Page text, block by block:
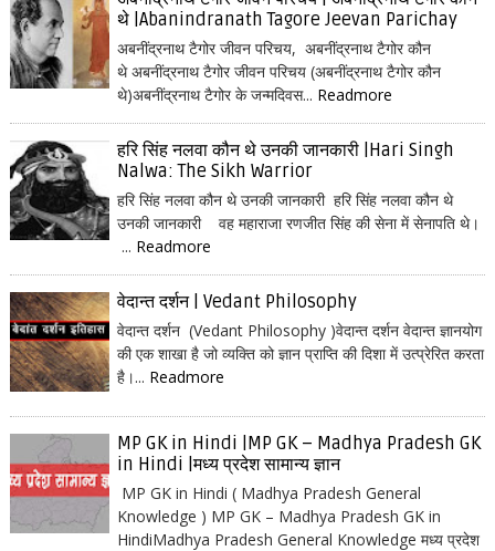
थे |Abanindranath Tagore Jeevan Parichay
अबनींद्रनाथ टैगोर जीवन परिचय, अबनींद्रनाथ टैगोर कौन
थे अबनींद्रनाथ टैगोर जीवन परिचय (अबनींद्रनाथ टैगोर कौन
थे)अबनींद्रनाथ टैगोर के जन्मदिवस... Readmore
हरि सिंह नलवा कौन थे उनकी जानकारी |Hari Singh
Nalwa: The Sikh Warrior
हरि सिंह नलवा कौन थे उनकी जानकारी हरि सिंह नलवा कौन थे
उनकी जानकारी वह महाराजा रणजीत सिंह की सेना में सेनापति थे।
... Readmore
वेदान्त दर्शन | Vedant Philosophy
वेदान्त दर्शन (Vedant Philosophy )वेदान्त दर्शन वेदान्त ज्ञानयोग
की एक शाखा है जो व्यक्ति को ज्ञान प्राप्ति की दिशा में उत्प्रेरित करता
है।... Readmore
MP GK in Hindi |MP GK – Madhya Pradesh GK
in Hindi |मध्य प्रदेश सामान्य ज्ञान
MP GK in Hindi ( Madhya Pradesh General
Knowledge ) MP GK – Madhya Pradesh GK in
HindiMadhya Pradesh General Knowledge मध्य प्रदेश